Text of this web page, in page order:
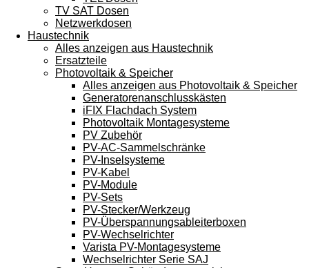
TV SAT Dosen
Netzwerkdosen
Haustechnik
Alles anzeigen aus Haustechnik
Ersatzteile
Photovoltaik & Speicher
Alles anzeigen aus Photovoltaik & Speicher
Generatorenanschlusskästen
iFIX Flachdach System
Photovoltaik Montagesysteme
PV Zubehör
PV-AC-Sammelschränke
PV-Inselsysteme
PV-Kabel
PV-Module
PV-Sets
PV-Stecker/Werkzeug
PV-Überspannungsableiterboxen
PV-Wechselrichter
Varista PV-Montagesysteme
Wechselrichter Serie SAJ